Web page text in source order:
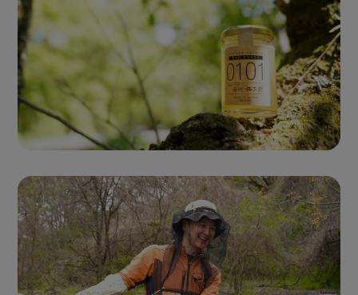
Single Origin Pure Honey
シングルオリジンハニー
とは